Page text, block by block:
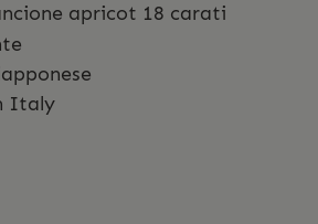
apricot 18 carati
Italy